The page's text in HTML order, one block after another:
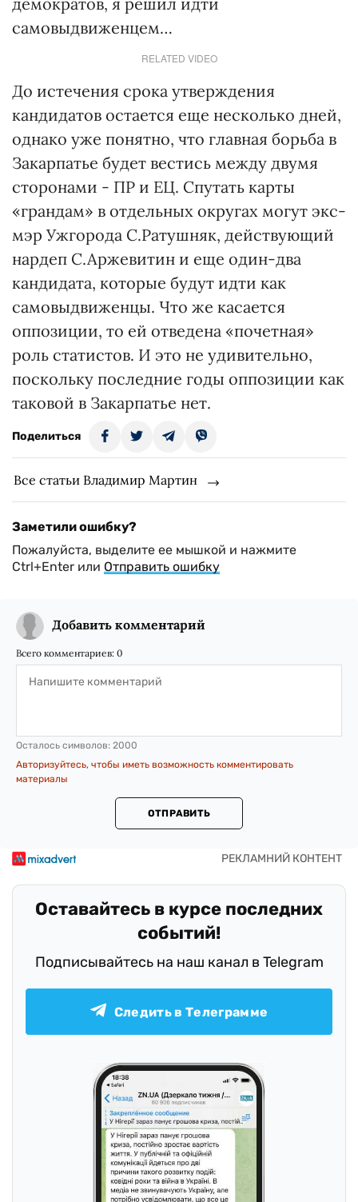
самовыдвиженцем…
RELATED VIDEO
До истечения срока утверждения
кандидатов остается еще несколько дней,
однако уже понятно, что главная борьба в
Закарпатье будет вестись между двумя
сторонами - ПР и ЕЦ. Спутать карты
«грандам» в отдельных округах могут экс-
мэр Ужгорода С.Ратушняк, действующий
нардеп С.Аржевитин и еще один-два
кандидата, которые будут идти как
самовыдвиженцы. Что же касается
оппозиции, то ей отведена «почетная»
роль статистов. И это не удивительно,
поскольку последние годы оппозиции как
таковой в Закарпатье нет.
Поделиться
Все статьи Владимир Мартин
Заметили ошибку?
Пожалуйста, выделите ее мышкой и нажмите
Ctrl+Enter или Отправить ошибку
Добавить комментарий
Всего комментариев: 0
Осталось символов: 2000
Авторизуйтесь, чтобы иметь возможность комментировать
материалы
ОТПРАВИТЬ
Оставайтесь в курсе последних
событий!
Подписывайтесь на наш канал в Telegram
Следить в Телеграмме